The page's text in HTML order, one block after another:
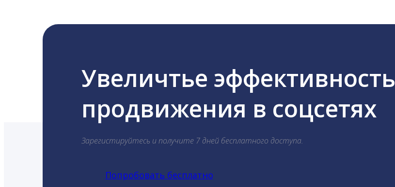
Увеличтье эффективность
продвижения в соцсетях
Зарегистируйтесь и получите 7 дней бесплатного доступа.
Попробовать бесплатно